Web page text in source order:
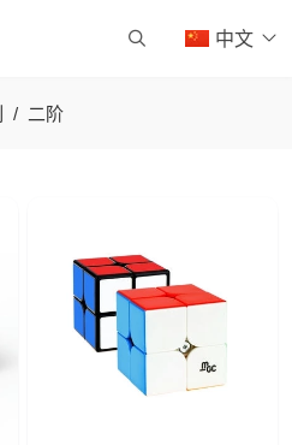
中文
二阶